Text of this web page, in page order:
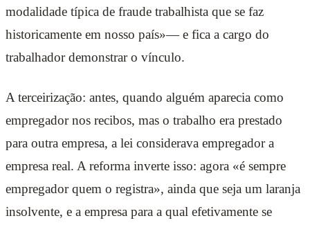
modalidade típica de fraude trabalhista que se faz
historicamente em nosso país»— e fica a cargo do
trabalhador demonstrar o vínculo.
A terceirização: antes, quando alguém aparecia como
empregador nos recibos, mas o trabalho era prestado
para outra empresa, a lei considerava empregador a
empresa real. A reforma inverte isso: agora «é sempre
empregador quem o registra», ainda que seja um laranja
insolvente, e a empresa para a qual efetivamente se